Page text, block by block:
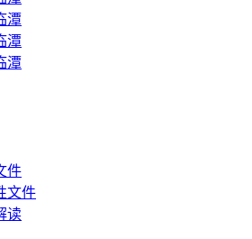
潭
潭
潭
件
文件
读